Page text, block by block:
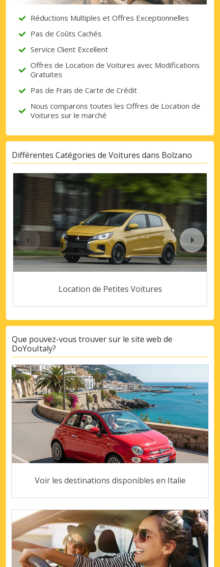
Réductions Multiples et Offres Exceptionnelles
Pas de Coûts Cachés
Service Client Excellent
Offres de Location de Voitures avec Modifications
Gratuites
Pas de Frais de Carte de Crédit
Nous comparons toutes les Offres de Location de
Voitures sur le marché
Différentes Catégories de Voitures dans Bolzano
Location de Petites Voitures
Que pouvez-vous trouver sur le site web de
DoYouItaly?
Voir les destinations disponibles en Italie